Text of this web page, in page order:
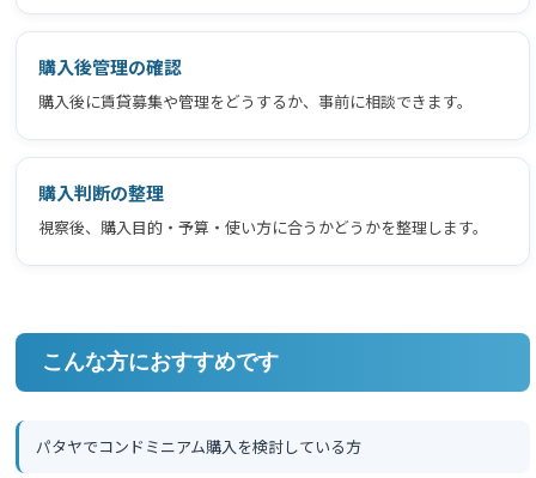
購入後管理の確認
購入後に賃貸募集や管理をどうするか、事前に相談できます。
購入判断の整理
視察後、購入目的・予算・使い方に合うかどうかを整理します。
こんな方におすすめです
パタヤでコンドミニアム購入を検討している方